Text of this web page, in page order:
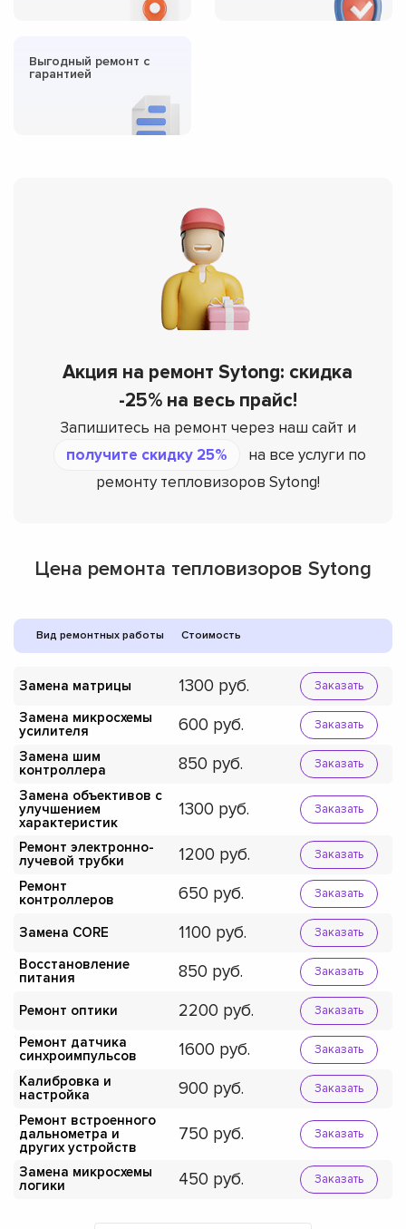
Выгодный ремонт с
гарантией
Акция на ремонт Sytong: скидка
-25% на весь прайс!
Запишитесь на ремонт через наш сайт и
получите скидку 25%
на все услуги по
ремонту тепловизоров Sytong!
Цена ремонта тепловизоров Sytong
Вид ремонтных работы Стоимость
Замена матрицы 1300 Заказать
Замена микросхемы
усилителя
600 Заказать
Замена шим
контроллера
850 Заказать
Замена объективов с
улучшением
характеристик
1300 Заказать
Ремонт электронно-
лучевой трубки
1200 Заказать
Ремонт
контроллеров
650 Заказать
Замена CORE 1100 Заказать
Восстановление
питания
850 Заказать
Ремонт оптики 2200 Заказать
Ремонт датчика
синхроимпульсов
1600 Заказать
Калибровка и
настройка
900 Заказать
Ремонт встроенного
дальнометра и
других устройств
750 Заказать
Замена микросхемы
логики
450 Заказать